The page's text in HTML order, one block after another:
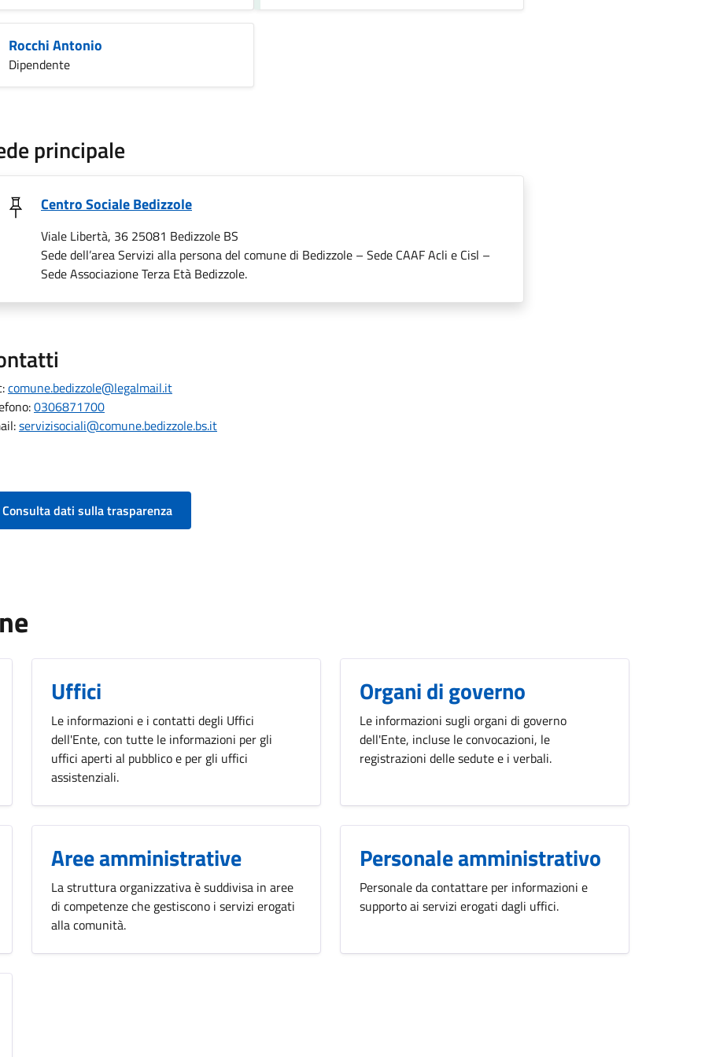
Rocchi Antonio
Dipendente
principale
Centro Sociale Bedizzole
Viale Libertà, 36 25081 Bedizzole BS
Sede dell’area Servizi alla persona del comune di Bedizzole – Sede CAAF Acli e Cisl –
Sede Associazione Terza Età Bedizzole.
comune.bedizzole@legalmail.it
0306871700
servizisociali@comune.bedizzole.bs.it
Consulta dati sulla trasparenza
Uffici
Le informazioni e i contatti degli Uffici
dell'Ente, con tutte le informazioni per gli
uffici aperti al pubblico e per gli uffici
assistenziali.
Organi di governo
Le informazioni sugli organi di governo
dell'Ente, incluse le convocazioni, le
registrazioni delle sedute e i verbali.
Aree amministrative
La struttura organizzativa è suddivisa in aree
di competenze che gestiscono i servizi erogati
alla comunità.
Personale amministrativo
Personale da contattare per informazioni e
supporto ai servizi erogati dagli uffici.